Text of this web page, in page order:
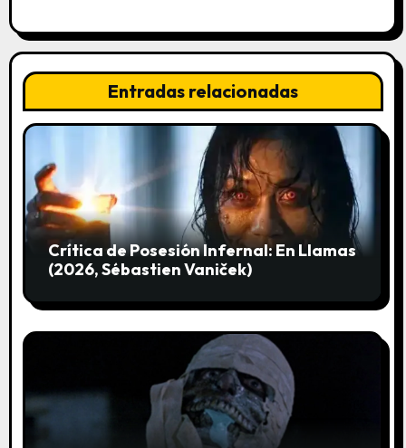
d
e
e
n
t
r
a
a
Entradas relacionadas
Crítica de Posesión Infernal: En Llamas
(2026, Sébastien Vaniček)